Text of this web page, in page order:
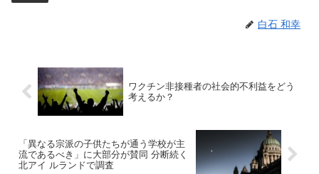
白石 和幸
ワクチン非接種者の社会的不利益をどう
考えるか？
「異なる宗派の子供たちが通う学校が主
流であるべき」に大部分が賛同 分断続く
北アイ ルランドで調査